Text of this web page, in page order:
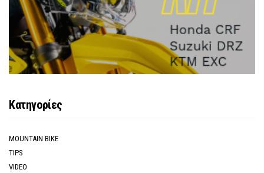
Κατηγορίες
MOUNTAIN BIKE
TIPS
VIDEO